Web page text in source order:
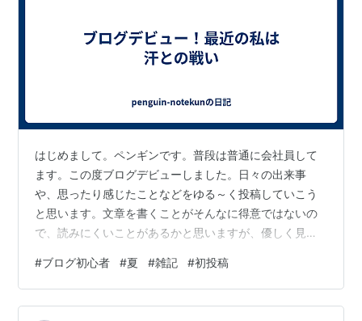
はじめまして。ペンギンです。普段は普通に会社員して
ます。この度ブログデビューしました。日々の出来事
や、思ったり感じたことなどをゆる～く投稿していこう
と思います。文章を書くことがそんなに得意ではないの
で、読みにくいことがあるかと思いますが、優しく見守
書けばいいのか思いつかない(笑) 最近ほんとに暑いです
よね。私は外で作業することもある仕事なので、毎日汗
だくでかなりつらいです>< 仕事自体が辛いというより
#ブログ初心者 #夏 #雑記 #初投稿